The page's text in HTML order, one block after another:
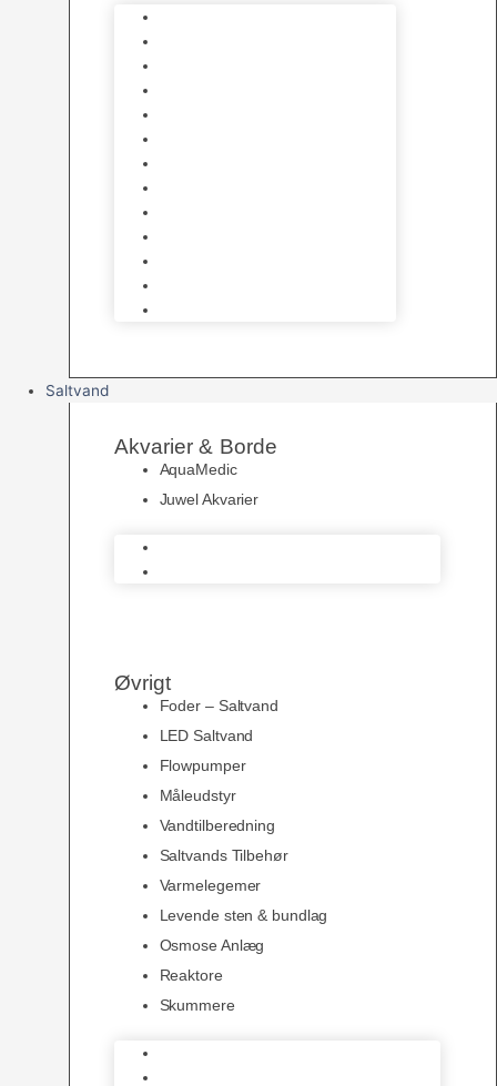
Saltvand
Akvarier & Borde
AquaMedic
Juwel Akvarier
Øvrigt
Foder – Saltvand
LED Saltvand
Flowpumper
Måleudstyr
Vandtilberedning
Saltvands Tilbehør
Varmelegemer
Levende sten & bundlag
Osmose Anlæg
Reaktore
Skummere